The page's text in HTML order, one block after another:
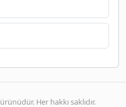
ürünüdür. Her hakkı saklıdır.